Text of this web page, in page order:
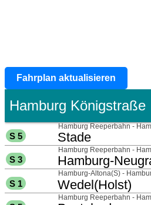
Fahrplan aktualisieren